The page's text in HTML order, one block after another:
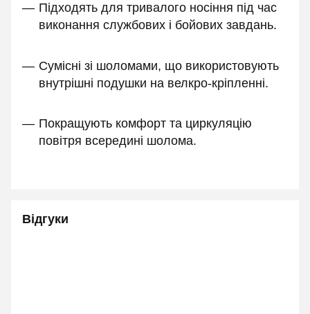
Підходять для тривалого носіння під час
виконання службових і бойових завдань.
Сумісні зі шоломами, що використовують
внутрішні подушки на велкро-кріпленні.
Покращують комфорт та циркуляцію
повітря всередині шолома.
Відгуки